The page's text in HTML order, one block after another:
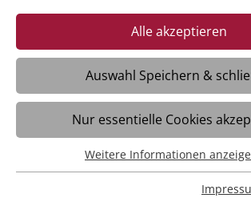
Sozialtherapeutisches Heim
Vogt
Alle akzeptieren
Auswahl Speichern &
Nur essentielle Cookies
Essentiell
Essentielle Cookies werden für
Weitere Informationen